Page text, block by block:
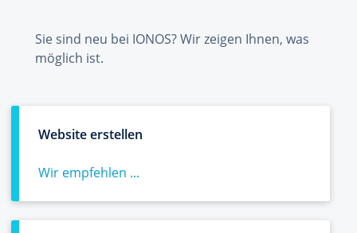
Sie sind neu bei IONOS? Wir zeigen Ihnen, was
möglich ist.
Website erstellen
Wir empfehlen ...